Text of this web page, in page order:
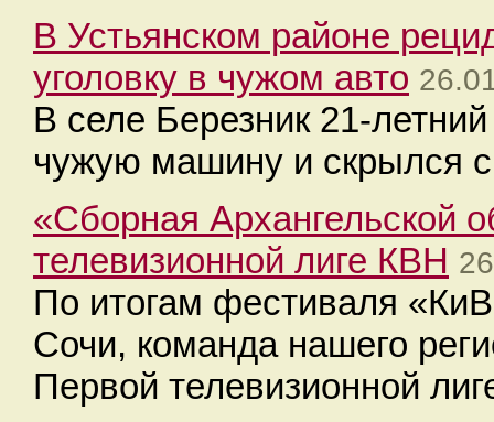
В Устьянском районе
уголовку в чужом авто
В селе Березник 21-
чужую машину и скрылся
«Сборная Архангельской
телевизионной лиге КВН
По итогам фестиваля
Сочи, команда нашего
Первой телевизионной